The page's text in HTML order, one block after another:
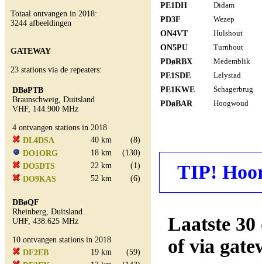
Totaal ontvangen in 2018:
3244 afbeeldingen
GATEWAY
23 stations via de repeaters:
DBøPTB
Braunschweig, Duitsland
VHF, 144.900 MHz
4 ontvangen stations in 2018
DL4DSA
40 km
(8)
DO1ORG
18 km
(130)
DO5DTS
22 km
(1)
DO9KAS
52 km (6)
DBøQF
Rheinberg, Duitsland
UHF, 438.625 MHz
10 ontvangen stations in 2018
DF2EB
19 km
(59)
PE1DH Didam
PD3F Wezep
ON4VT Hulshout
ON5PU Turnhout
PDøRBX Medemblik
PE1SDE Lelystad
PE1KWE Schagerbrug
PDøBAR Hoogwoud
TIP!
Laatste
of via